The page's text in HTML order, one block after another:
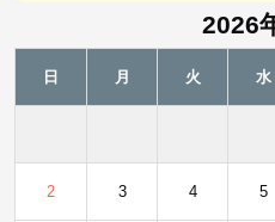
2026
日 月 火 水
2 3 4 5